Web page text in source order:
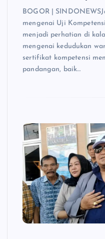
BOGOR |
mengenai Uji
menjadi perhatian di
mengenai kedudukan
sertifikat kompetensi
pandangan, baik…